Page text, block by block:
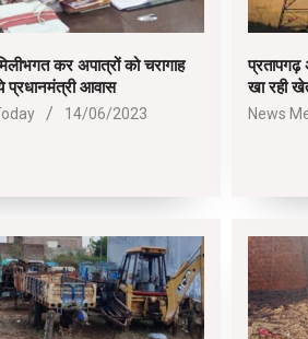
कर अपात्रों को चरागाह
प्रधानमंत्री आवास
14/06/2023
प्रतापगढ़
खा रही
2023-
News